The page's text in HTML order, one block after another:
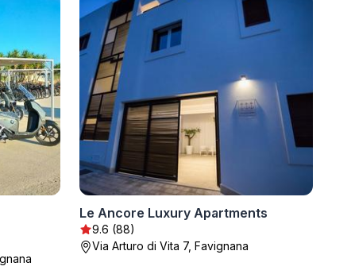
Le Ancore Luxury Apartments
9.6 (88)
Via Arturo di Vita 7, Favignana